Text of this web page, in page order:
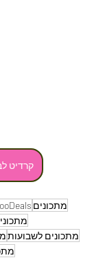
קרדיט
מתכונים
מתכונים לשבועות